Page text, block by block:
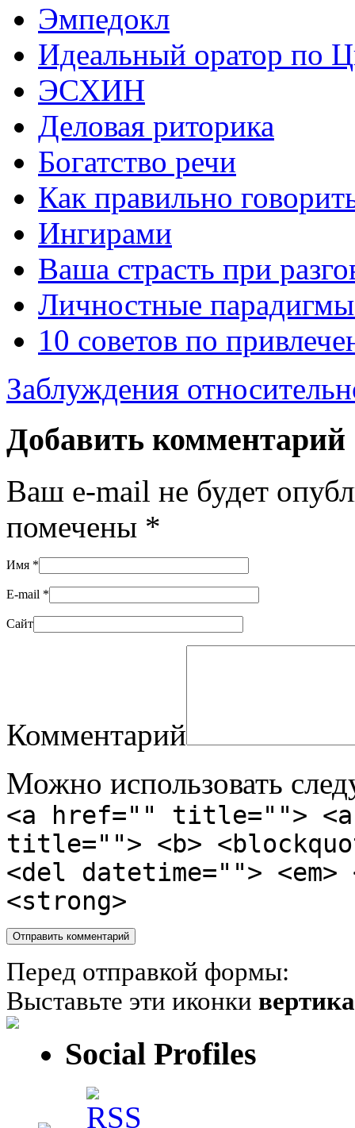
Эмпедокл
Идеальный оратор по
ЭСХИН
Деловая риторика
Богатство речи
Как правильно
Ингирами
Ваша страсть при
Личностные парадигмы
10 советов по
Заблуждения
Добавить комментарий
Ваш e-mail не будет
помечены *
Имя *
E-mail *
Сайт
Комментарий
Можно использовать
<a href="" title="">
title=""> <b>
<del datetime="">
<strong>
Перед отправкой формы:
Выставьте эти иконки
Social Profiles